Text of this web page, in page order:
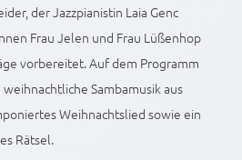
der Jazzpianistin Laia Genc
Frau Jelen und Frau Lüßenhop
vorbereitet. Auf dem Programm
Sambamusik aus
Weihnachtslied sowie ein
Rätsel.